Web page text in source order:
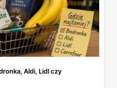
Aldi, Lidl czy